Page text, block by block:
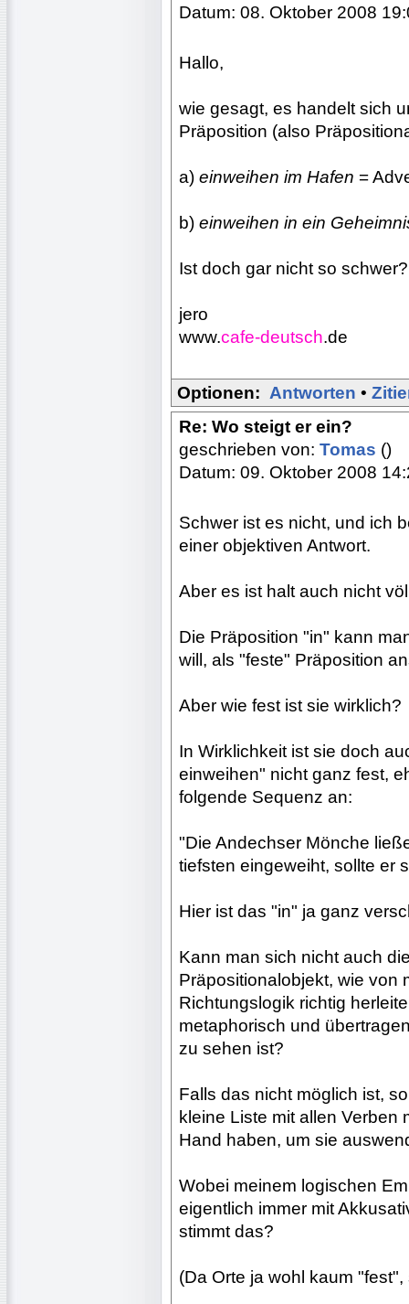
Datum: 08. Oktober 2008
Hallo,
wie gesagt, es handelt sich
Präposition (also
a) einweihen im Hafen =
b) einweihen in ein
Ist doch gar nicht so
jero
www.cafe-deutsch.de
Optionen: Antworten •
Re: Wo steigt er ein?
geschrieben von: Tomas ()
Datum: 09. Oktober 2008
Schwer ist es nicht, und ich
einer objektiven Antwort.
Aber es ist halt auch nicht
Die Präposition "in" kann
will, als "feste" Präposition
Aber wie fest ist sie wirklich?
In Wirklichkeit ist sie doch
einweihen" nicht ganz fest,
folgende Sequenz an:
"Die Andechser Mönche
tiefsten eingeweiht, sollte er
Hier ist das "in" ja ganz
Kann man sich nicht auch
Präpositionalobjekt, wie von
Richtungslogik richtig
metaphorisch und
zu sehen ist?
Falls das nicht möglich ist,
kleine Liste mit allen Verben
Hand haben, um sie
Wobei meinem logischen
eigentlich immer mit
stimmt das?
(Da Orte ja wohl kaum